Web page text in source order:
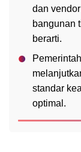
dan
bangunan
berarti.
standar
optimal.